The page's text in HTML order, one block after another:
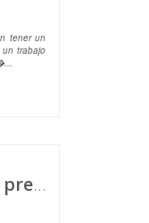
tener un
trabajo
Conahcyt y Centros Públicos presentan primer Doctorado Nacional en Agroecología